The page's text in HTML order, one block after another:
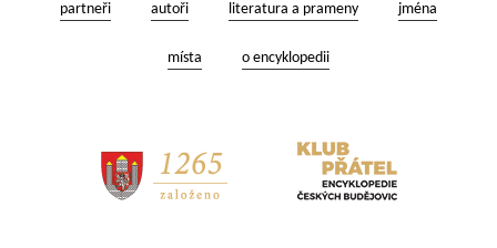
partneři autoři literatura a prameny jména
místa o encyklopedii